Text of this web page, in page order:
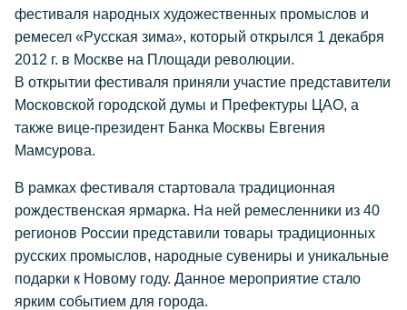
фестиваля народных художественных промыслов и
ремесел «Русская зима», который открылся 1 декабря
2012 г. в Москве на Площади революции.
В открытии фестиваля приняли участие представители
Московской городской думы и Префектуры ЦАО, а
также вице-президент Банка Москвы Евгения
Мамсурова.
В рамках фестиваля стартовала традиционная
рождественская ярмарка. На ней ремесленники из 40
регионов России представили товары традиционных
русских промыслов, народные сувениры и уникальные
подарки к Новому году. Данное мероприятие стало
ярким событием для города.